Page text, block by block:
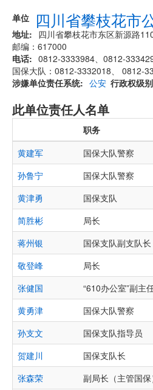
单位
四川省攀枝花市
地址
四川省攀枝花市东区新源路
邮编：617000
电话
0812-3333984、0812-
国保大队：0812-3332018、 0812-
涉嫌单位责任系统
公安 行政权级别
此单位责任人名单
职务
黄建军
国保大队警察
孙鲁宁
国保大队警察
黄津勇
国保支队
简胜彬
局长
蒋州银
国保支队副支队长
敬登峰
局长
张健国
“610办公室”副主
黄勇津
国保大队警察
孙支文
国保支队指导员
贺建川
国保支队长
张森荣
副局长（主管国保